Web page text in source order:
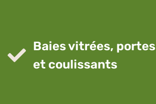
Baies vitrées,
et coulissants